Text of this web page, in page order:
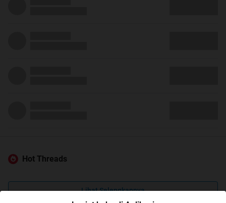
Hot Threads
Lihat Selengkapnya